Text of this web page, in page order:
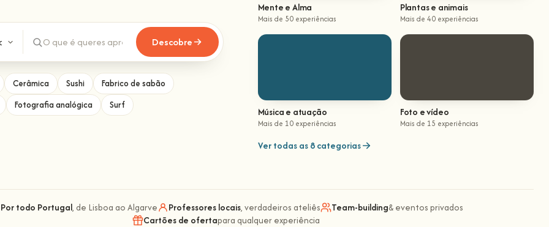
Descobre
Cerâmica Sushi
Fabrico de sabão
Fotografia analógica Surf
Mente e Alma
Mais de 50 experiências
Plantas e animais
Mais de 40 experiências
Música e atuação
Mais de 10 experiências
Foto e vídeo
Mais de 15 experiências
Ver todas as 8 categorias
Por todo Portugal, de Lisboa ao Algarve Professores locais, verdadeiros ateliês Team-building& eventos privados
Cartões de ofertapara qualquer experiência